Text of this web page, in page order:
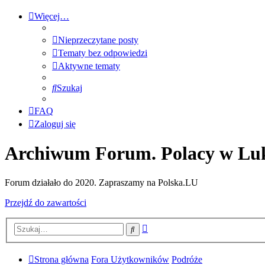
Więcej…
Nieprzeczytane posty
Tematy bez odpowiedzi
Aktywne tematy
Szukaj
FAQ
Zaloguj się
Archiwum Forum. Polacy w
Forum działało do 2020. Zapraszamy na Polska.LU
Przejdź do zawartości
Szukaj
Strona główna Fora Użytkowników Podróże